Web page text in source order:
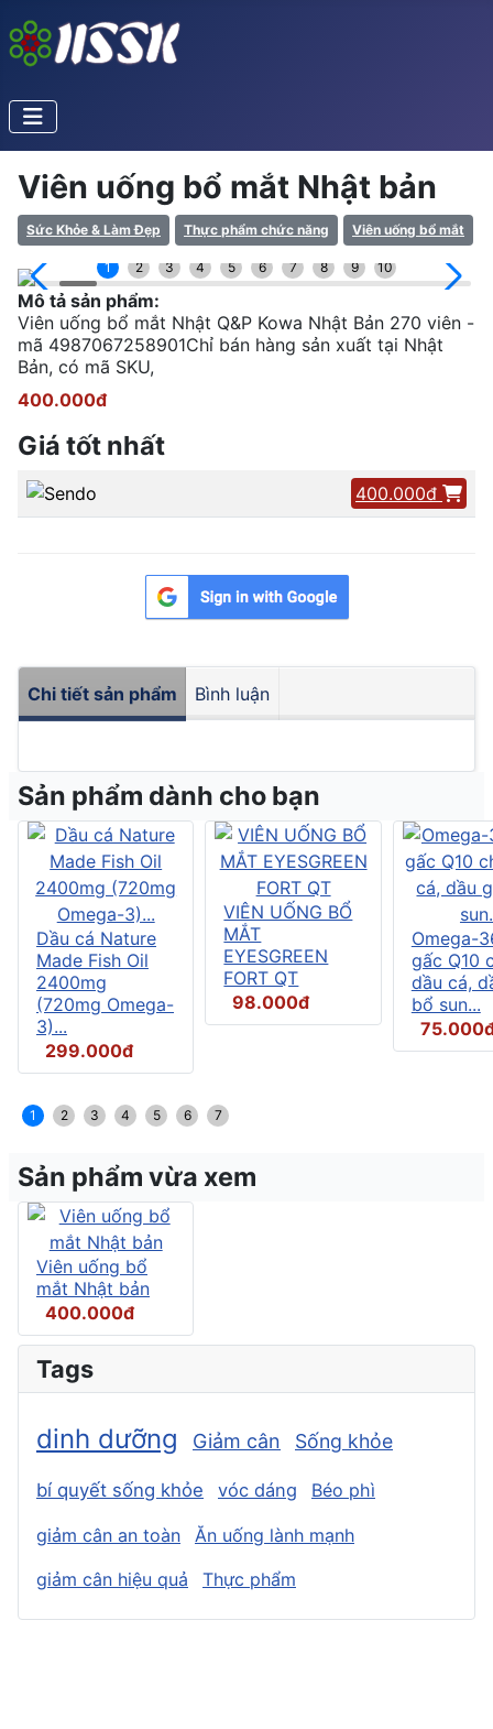
Viên uống bổ mắt Nhật bản
Sức Khỏe & Làm Đẹp Thực phẩm chức năng Viên uống bổ mắt
1 2 3 4 5 6 7 8 9 10
Mô tả sản phẩm:
Viên uống bổ mắt Nhật Q&P Kowa Nhật Bản 270 viên -
mã 4987067258901Chỉ bán hàng sản xuất tại Nhật
Bản, có mã SKU,
400.000đ
Giá tốt nhất
400.000đ
Chi tiết sản phẩm Bình luận
Sản phẩm dành cho bạn
Dầu cá Nature
Made Fish Oil
2400mg
(720mg Omega-
3)...
299.000đ
VIÊN UỐNG BỔ
MẮT
EYESGREEN
FORT QT
98.000đ
Omega-
gấc Q10
dầu cá,
bổ sun...
1 2 3 4 5 6 7
Sản phẩm vừa xem
Viên uống bổ
mắt Nhật bản
400.000đ
Tags
dinh dưỡng Giảm cân Sống khỏe
bí quyết sống khỏe vóc dáng Béo phì
giảm cân an toàn
Ăn uống lành mạnh
giảm cân hiệu quả
Thực phẩm